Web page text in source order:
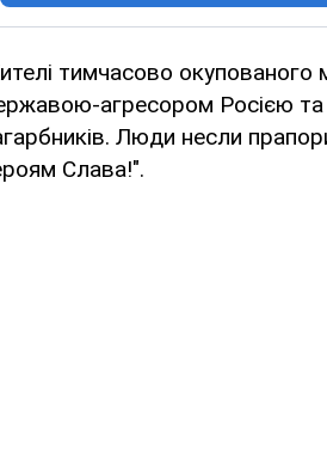
тимчасово окупованого
агресором Росією
Люди несли
Слава!".